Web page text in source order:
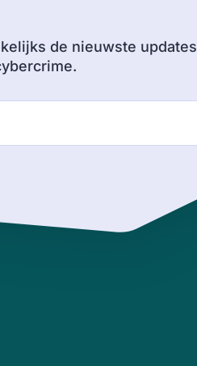
de nieuwste updates